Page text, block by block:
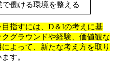
で働ける環境を整える
指すには、D＆Iの考えに基
グラウンドや経験、価値観な
よって、新たな考え方を取り
す。